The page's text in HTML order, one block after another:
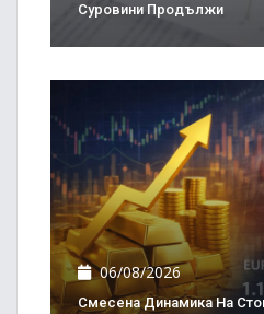
Суровини Продължи
06/08/2026
Смесена Динамика На